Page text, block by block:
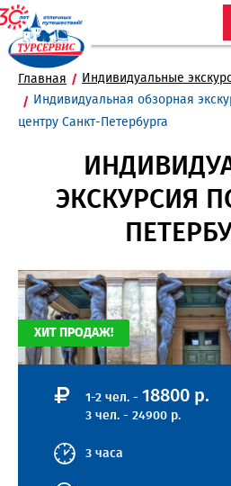
Главная
Индивидуальные
Индивидуальная обзорная
центру Санкт-Петербурга
ЭКСКУРСИЯ
ХИТ ПРОДАЖ!
1-2 чел. - 18800 р.
3 чел. - 24900 р.
3 часа